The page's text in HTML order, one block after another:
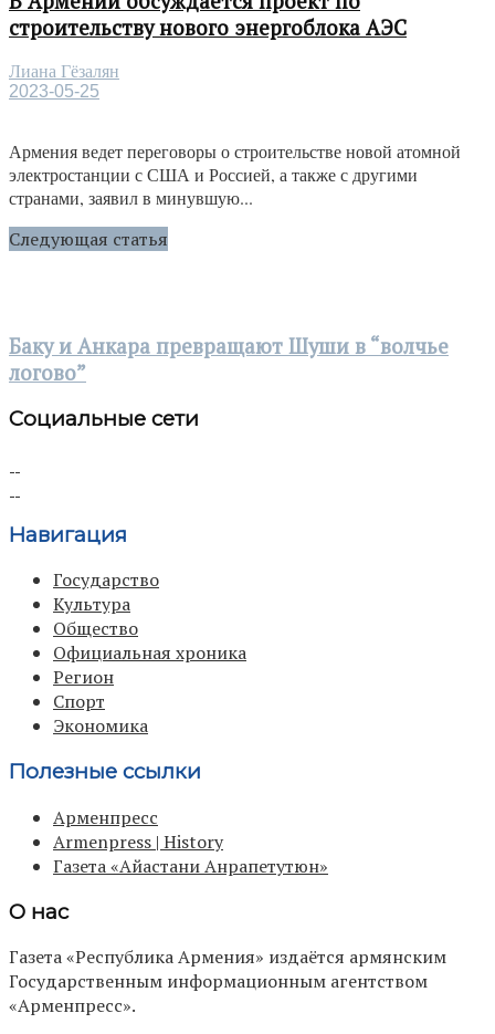
строительству нового энергоблока АЭС
Лиана Гёзалян
2023-05-25
Армения ведет переговоры о строительстве новой атомной
электростанции с США и Россией, а также с другими
странами, заявил в минувшую...
Следующая статья
Баку и Анкара превращают Шуши в “волчье
логово”
Социальные сети
Навигация
Государство
Культура
Общество
Официальная хроника
Регион
Спорт
Экономика
Полезные ссылки
Арменпресс
Armenpress | History
Газета «Айастани Анрапетутюн»
О нас
Газета «Республика Армения» издаётся армянским
Государственным информационным агентством
«Арменпресс».